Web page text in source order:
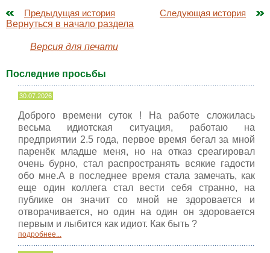
Предыдущая история
Следующая история
Вернуться в начало раздела
Версия для печати
Последние просьбы
30.07.2026
Доброго времени суток ! На работе сложилась
весьма идиотская ситуация, работаю на
предприятии 2.5 года, первое время бегал за мной
паренёк младше меня, но на отказ среагировал
очень бурно, стал распространять всякие гадости
обо мне.А в последнее время стала замечать, как
еще один коллега стал вести себя странно, на
публике он значит со мной не здоровается и
отворачивается, но один на один он здоровается
первым и лыбится как идиот. Как быть ?
подробнее...